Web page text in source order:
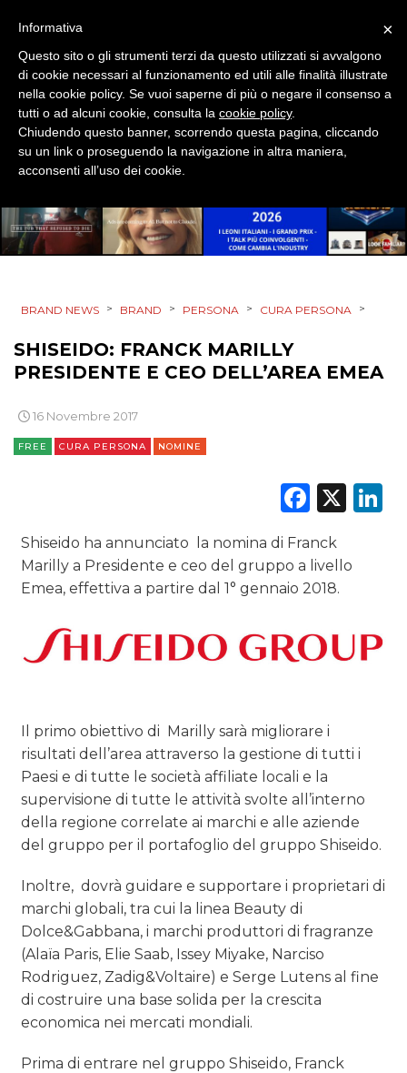
MOBILE
PROMOZIONI
PRODOTTI
PUNTI VENDITA
CSR
RADIO / AUDIO
DATI
RICERCHE
PREVISIONI/SCENARI
TREND
CASE HISTORY
OPINIONI
BRAND NEWS > BRAND > PERSONA > CURA PERSONA >
SHISEIDO: FRANCK MARILLY
PRESIDENTE E CEO DELL’AREA EMEA
16 Novembre 2017
FREE CURA PERSONA NOMINE
X
Shiseido ha annunciato la nomina di Franck
Marilly a Presidente e ceo del gruppo a livello
Emea, effettiva a partire dal 1° gennaio 2018.
Il primo obiettivo di Marilly sarà migliorare i
risultati dell’area attraverso la gestione di tutti i
Paesi e di tutte le società affiliate locali e la
supervisione di tutte le attività svolte all’interno
della regione correlate ai marchi e alle aziende
del gruppo per il portafoglio del gruppo Shiseido.
Inoltre, dovrà guidare e supportare i proprietari di
marchi globali, tra cui la linea Beauty di
Dolce&Gabbana, i marchi produttori di fragranze
(Alaïa Paris, Elie Saab, Issey Miyake, Narciso
Rodriguez, Zadig&Voltaire) e Serge Lutens al fine
di costruire una base solida per la crescita
economica nei mercati mondiali.
Prima di entrare nel gruppo Shiseido, Franck
×
Informativa
Questo sito o gli strumenti terzi da questo utilizzati si avvalgono
di cookie necessari al funzionamento ed utili alle finalità illustrate
nella cookie policy. Se vuoi saperne di più o negare il consenso a
tutti o ad alcuni cookie, consulta la cookie policy.
Chiudendo questo banner, scorrendo questa pagina, cliccando
su un link o proseguendo la navigazione in altra maniera,
acconsenti all’uso dei cookie.